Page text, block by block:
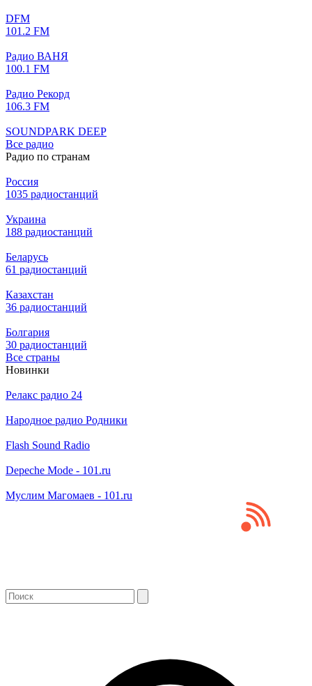
DFM
101.2 FM
Радио ВАНЯ
100.1 FM
Радио Рекорд
106.3 FM
SOUNDPARK DEEP
Все радио
Радио по странам
Россия
1035 радиостанций
Украина
188 радиостанций
Беларусь
61 радиостанций
Казахстан
36 радиостанций
Болгария
30 радиостанций
Все страны
Новинки
Релакс радио 24
Народное радио Родники
Flash Sound Radio
Depeche Mode - 101.ru
Муслим Магомаев - 101.ru